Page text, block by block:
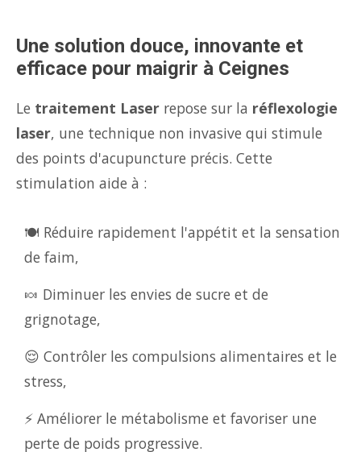
Une solution douce, innovante et
efficace pour maigrir à Ceignes
Le traitement Laser repose sur la réflexologie
laser, une technique non invasive qui stimule
des points d'acupuncture précis. Cette
stimulation aide à :
🍽️ Réduire rapidement l'appétit et la sensation
de faim,
🍬 Diminuer les envies de sucre et de
grignotage,
😌 Contrôler les compulsions alimentaires et le
stress,
⚡ Améliorer le métabolisme et favoriser une
perte de poids progressive.